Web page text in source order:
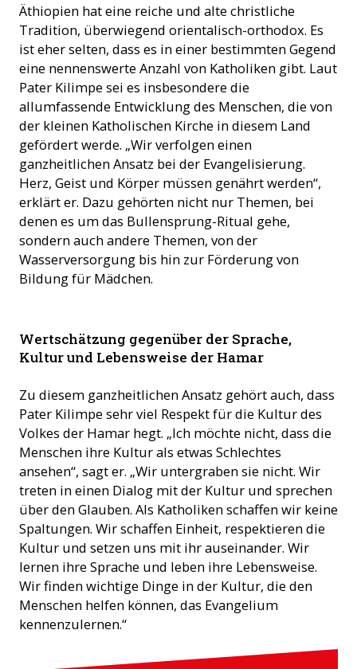
Äthiopien hat eine reiche und alte christliche
Tradition, überwiegend orientalisch-orthodox. Es
ist eher selten, dass es in einer bestimmten Gegend
eine nennenswerte Anzahl von Katholiken gibt. Laut
Pater Kilimpe sei es insbesondere die
allumfassende Entwicklung des Menschen, die von
der kleinen Katholischen Kirche in diesem Land
gefördert werde. „Wir verfolgen einen
ganzheitlichen Ansatz bei der Evangelisierung.
Herz, Geist und Körper müssen genährt werden“,
erklärt er. Dazu gehörten nicht nur Themen, bei
denen es um das Bullensprung-Ritual gehe,
sondern auch andere Themen, von der
Wasserversorgung bis hin zur Förderung von
Bildung für Mädchen.
Wertschätzung gegenüber der Sprache,
Kultur und Lebensweise der Hamar
Zu diesem ganzheitlichen Ansatz gehört auch, dass
Pater Kilimpe sehr viel Respekt für die Kultur des
Volkes der Hamar hegt. „Ich möchte nicht, dass die
Menschen ihre Kultur als etwas Schlechtes
ansehen“, sagt er. „Wir untergraben sie nicht. Wir
treten in einen Dialog mit der Kultur und sprechen
über den Glauben. Als Katholiken schaffen wir keine
Spaltungen. Wir schaffen Einheit, respektieren die
Kultur und setzen uns mit ihr auseinander. Wir
lernen ihre Sprache und leben ihre Lebensweise.
Wir finden wichtige Dinge in der Kultur, die den
Menschen helfen können, das Evangelium
kennenzulernen.“